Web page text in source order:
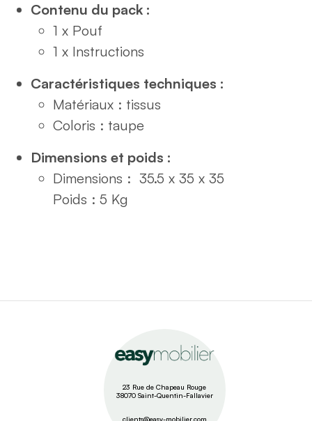
Contenu du pack :
1 x Pouf
1 x Instructions
Caractéristiques techniques :
Matériaux : tissus
Coloris : taupe
Dimensions et poids :
Dimensions : 35.5 x 35 x 35
Poids : 5 Kg
23 Rue de Chapeau Rouge
38070 Saint-Quentin-Fallavier
clients@easy-mobilier.com